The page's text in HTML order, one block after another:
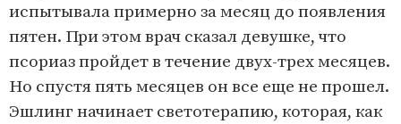
испытывала примерно за месяц до появления
пятен. При этом врач сказал девушке, что
псориаз пройдет в течение двух-трех месяцев.
Но спустя пять месяцев он все еще не прошел.
Эшлинг начинает светотерапию, которая, как